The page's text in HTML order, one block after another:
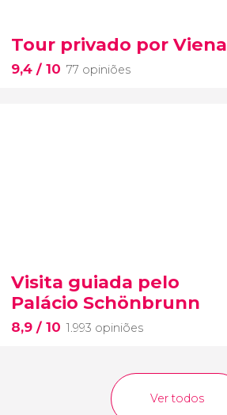
Tour privado por Viena
9,4 / 10 77 opiniões
Visita guiada pelo
Palácio Schönbrunn
8,9 / 10 1.993 opiniões
Ver todos